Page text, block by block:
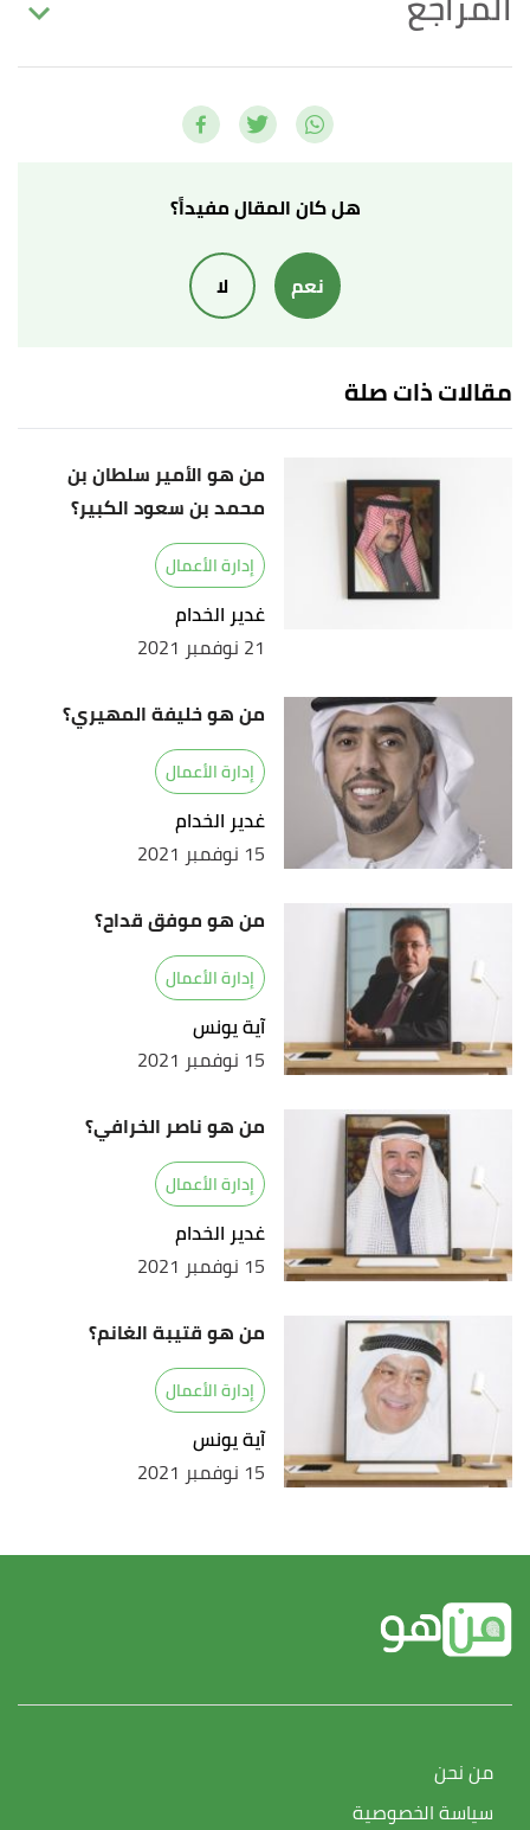
17/9/2022. Edited.
17/9/2022. Edited.
townandcountrymag , Retrieved 17/9/2022. Edited.
17/9/2022. Edited.
هل كان المقال مفيداً؟
نعم لا
مقالات ذات صلة
من هو الأمير سلطان بن
محمد بن سعود الكبير؟
إدارة الأعمال
غدير الخدام
21 نوفمبر 2021
من هو خليفة المهيري؟
إدارة الأعمال
غدير الخدام
15 نوفمبر 2021
من هو موفق قداح؟
إدارة الأعمال
آية يونس
15 نوفمبر 2021
من هو ناصر الخرافي؟
إدارة الأعمال
غدير الخدام
15 نوفمبر 2021
من هو قتيبة الغانم؟
إدارة الأعمال
آية يونس
15 نوفمبر 2021
من نحن
سياسة الخصوصية